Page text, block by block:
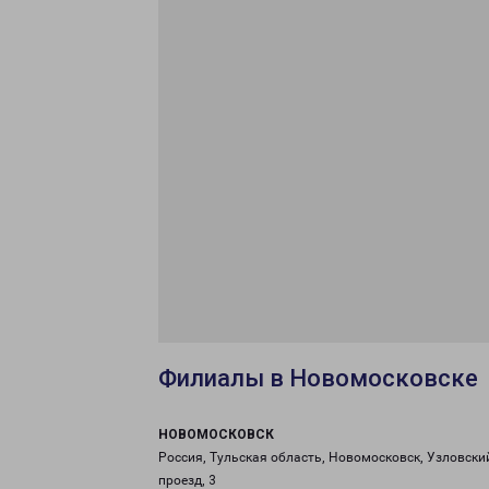
Филиалы в Новомосковске
НОВОМОСКОВСК
Россия, Тульская область, Новомосковск,
проезд, 3